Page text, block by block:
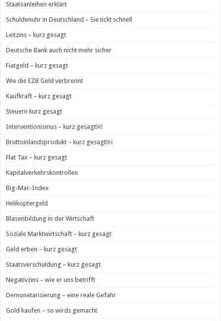
Staatsanleihen erklärt
Schuldenuhr in Deutschland – Sie tickt schnell
Leitzins – kurz gesagt
Deutsche Bank auch nicht mehr sicher
Fiatgeld – kurz gesagt
Wie die EZB Geld verbrennt
Kaufkraft – kurz gesagt
Steuern kurz gesagt
Interventionismus – kurz gesagt￼
Bruttoinlandsprodukt – kurz gesagt￼
Flat Tax – kurz gesagt
Kapitalverkehrskontrollen
Big-Mac-Index
Helikoptergeld
Blasenbildung in der Wirtschaft
Soziale Marktwirtschaft – kurz gesagt
Geld erben – kurz gesagt
Staatsverschuldung – kurz gesagt
Negativzins – wie er uns betrifft
Demonetarisierung – eine reale Gefahr
Gold kaufen – so wirds gemacht